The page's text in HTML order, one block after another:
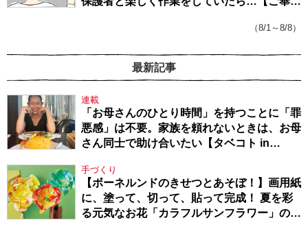
（8/1～8/8）
最新記事
連載
「お母さんのひとり時間」を持つことに「罪
悪感」は不要。家族を頼れないときは、お母
さん同士で助け合いたい【タベコト in
手づくり
【ボーネルンドのきせつとあそぼ！】画用紙
に、塗って、切って、貼って完成！ 夏を彩
る元気なお花「カラフルサンフラワー」の作